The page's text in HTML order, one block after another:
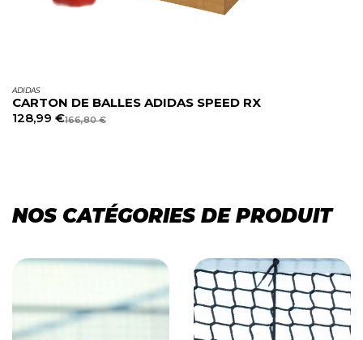
ADIDAS
CARTON DE BALLES ADIDAS SPEED RX
128,99 €166,80€
NOS CATÉGORIES DE PRODUIT